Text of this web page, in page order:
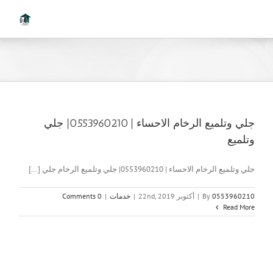
جلي وتلميع الرخام الاحساء | 0553960210| جلي
وتلميع
جلي وتلميع الرخام الاحساء | 0553960210| جلي وتلميع الرخام جلي [...]
By 0553960210
| أكتوبر 22nd, 2019 | خدمات |
0 Comments
Read More